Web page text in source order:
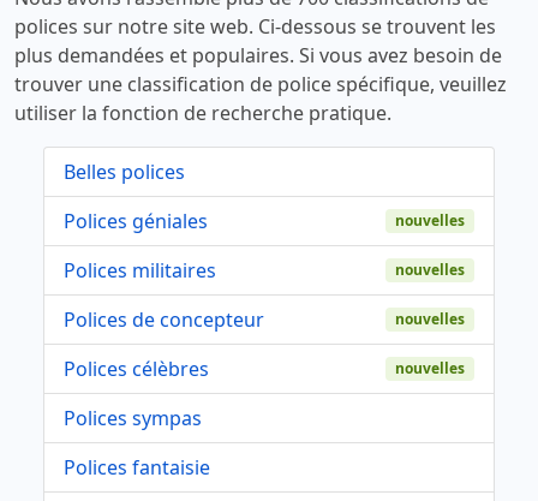
polices sur notre site web. Ci-dessous se trouvent les
plus demandées et populaires. Si vous avez besoin de
trouver une classification de police spécifique, veuillez
utiliser la fonction de recherche pratique.
Belles polices
Polices géniales
nouvelles
Polices militaires nouvelles
Polices de concepteur nouvelles
Polices célèbres nouvelles
Polices sympas
Polices fantaisie